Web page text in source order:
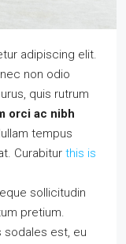
adipiscing elit.
non odio
quis rutrum
orci ac nibh
tempus
Curabitur this is
sollicitudin
pretium.
sodales est, eu